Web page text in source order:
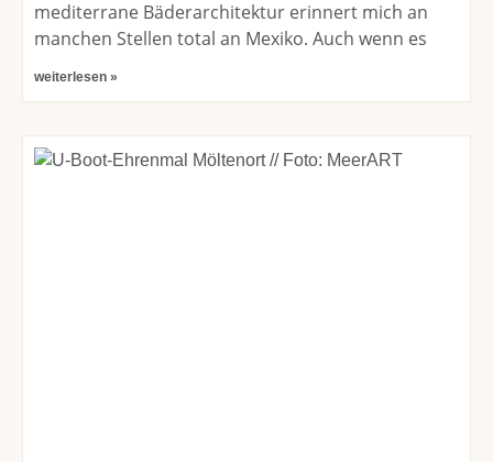
mediterrane Bäderarchitektur erinnert mich an
manchen Stellen total an Mexiko. Auch wenn es
weiterlesen »